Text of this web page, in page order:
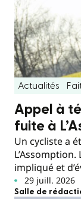
Actualités
Appel à
fuite à
Un cycliste a
impliqué et
29 juill. 2026
Salle de